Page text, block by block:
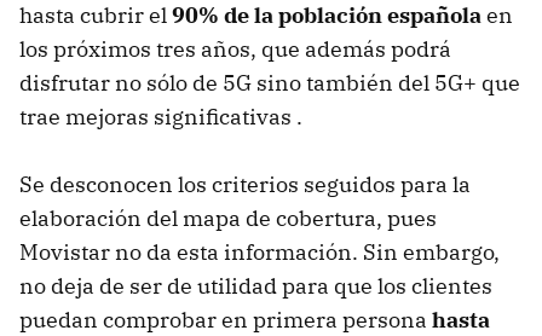
hasta cubrir el90% de la población españolaen
los próximos tres años, que además podrá
disfrutar no sólo de 5G sino también del 5G+ que
trae mejoras significativas .
Se desconocen los criterios seguidos para la
elaboración del mapa de cobertura, pues
Movistar no da esta información. Sin embargo,
no deja de ser de utilidad para que los clientes
puedan comprobar en primera persona hasta